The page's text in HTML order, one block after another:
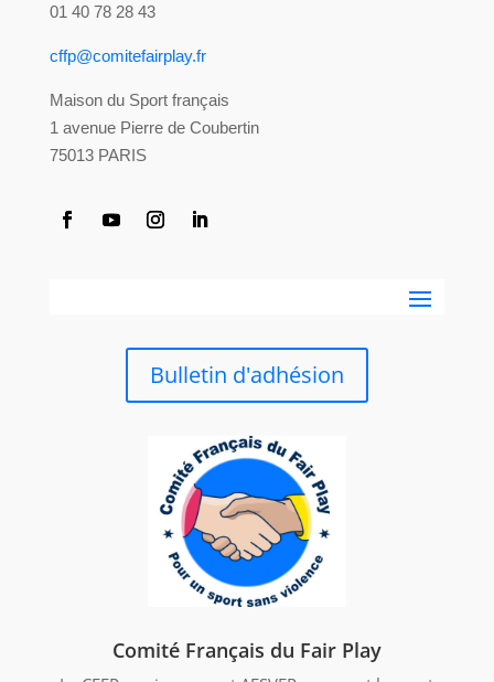
01 40 78 28 43
cffp@comitefairplay.fr
Maison du Sport français
1 avenue Pierre de Coubertin
75013 PARIS
Bulletin d'adhésion
Comité Français du Fair Play